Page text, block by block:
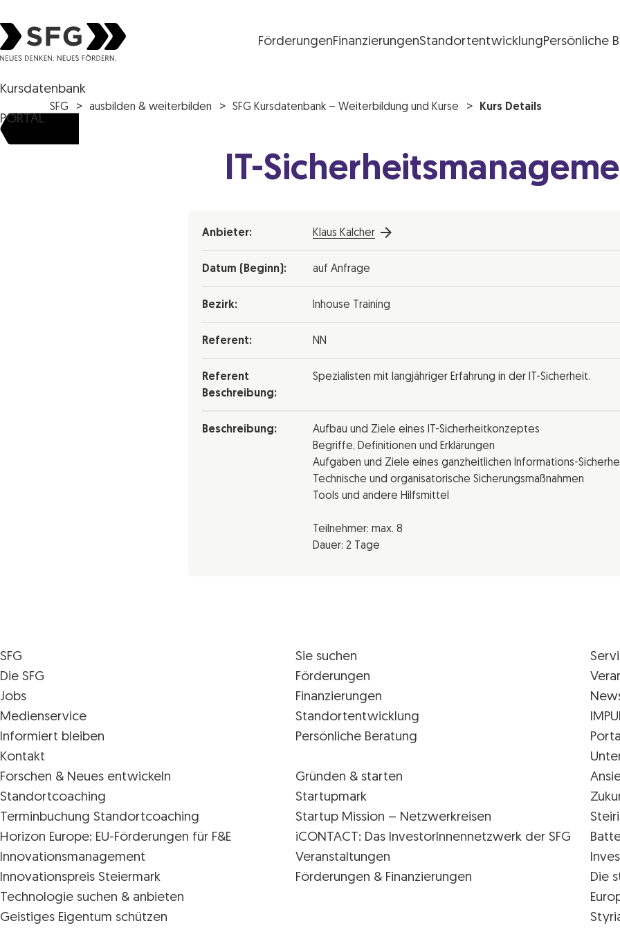
FörderungenFinanzierungenStandortentwicklungPersönliche
PORTAL
Kursdatenbank
SFG ausbilden & weiterbilden SFG Kursdatenbank – Weiterbildung und Kurse Kurs Details
IT-
Anbieter: Klaus Kalcher
Datum (Beginn): auf Anfrage
Bezirk: Inhouse Training
Referent: NN
Referent
Beschreibung:
Spezialisten mit langjähriger Erfahrung in der IT-Sicherheit.
Beschreibung:
Aufbau und Ziele eines IT-Sicherheitkonzeptes
Begriffe, Definitionen und Erklärungen
Aufgaben und Ziele eines ganzheitlichen Informations-
Technische und organisatorische Sicherungsmaßnahmen
Tools und andere Hilfsmittel
Teilnehmer: max. 8
Dauer: 2 Tage
SFG
Die SFG
Jobs
Medienservice
Informiert bleiben
Kontakt
Sie suchen
Förderungen
Finanzierungen
Standortentwicklung
Persönliche Beratung
Forschen & Neues entwickeln
Standortcoaching
Terminbuchung Standortcoaching
Horizon Europe: EU-Förderungen für F&E
Innovations­management
Innovationspreis Steiermark
Technologie suchen & anbieten
Geistiges Eigentum schützen
Gründen & starten
Startupmark
Startup Mission – Netzwerkreisen
iCONTACT: Das InvestorInnennetzwerk der SFG
Veranstaltungen
Förderungen & Finanzierungen
Die